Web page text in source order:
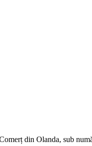
din Olanda, sub